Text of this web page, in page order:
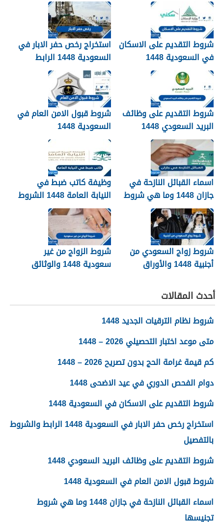
شروط التقديم على الاسكان
في السعودية 1448
استخراج رخص حفر الابار في
السعودية 1448 الرابط
والشروط بالتفصيل
شروط التقديم على وظائف
البريد السعودي 1448
شروط قبول الامن العام في
السعودية 1448
اسماء القبائل النازحة في
جازان 1448 وما هي شروط
تجنيسها
وظيفة كاتب ضبط في
النيابة العامة 1448 الشروط
وطريقة التقديم
شروط زواج السعودي من
أجنبية 1448 والأوراق
شروط الزواج من غير
سعودية 1448 والوثائق
أحدث المقالات
شروط نظام الترقيات الجديد 1448
متى موعد اختبار التحصيلي 2026 – 1448
كم قيمة غرامة الحج بدون تصريح 2026 – 1448
دوام الفحص الدوري في عيد الاضحى 1448
شروط التقديم على الاسكان في السعودية 1448
استخراج رخص حفر الابار في السعودية 1448 الرابط والشروط
بالتفصيل
شروط التقديم على وظائف البريد السعودي 1448
شروط قبول الامن العام في السعودية 1448
اسماء القبائل النازحة في جازان 1448 وما هي شروط
تجنيسها